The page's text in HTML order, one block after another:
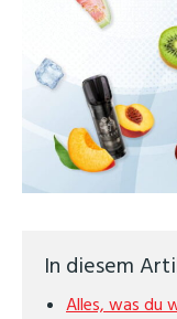
In diesem
Alles, was du